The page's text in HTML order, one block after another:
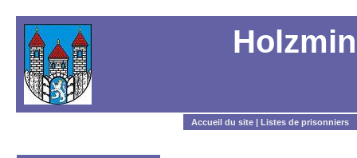
Accueil du site | Listes de prisonniers